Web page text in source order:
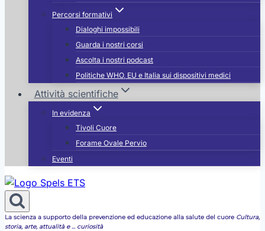
Percorsi formativi
Dialoghi impossibili
Guarda i nostri corsi
Ascolta i nostri podcast
Politiche WHO, EU e Italia sui dispositivi medici
Attività scientifiche
In evidenza
Tivoli Cuore
Forame Ovale Pervio
Eventi
La scienza a supporto della prevenzione ed educazione alla salute del cuore Cultura,
storia, arte, attualità e ... curiosità